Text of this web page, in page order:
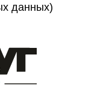
данных)